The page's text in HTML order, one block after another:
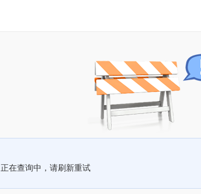
正在查询中，请刷新重试